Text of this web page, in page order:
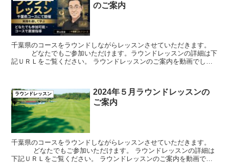
のご案内
千葉県のコースをラウンドしながらレッスンさせていただきます。
どなたでもご参加いただけます。ラウンドレッスンの詳細は下
記ＵＲＬをご覧ください。 ラウンドレッスンのご案内を動画でして
ラウンドレッスン
2024年５月ラウンドレッスンの
ご案内
千葉県のコースをラウンドしながらレッスンさせていただきます。
どなたでもご参加いただけます。 ラウンドレッスンの詳細は
下記ＵＲＬをご覧ください。 ラウンドレッスンのご案内を動画でし